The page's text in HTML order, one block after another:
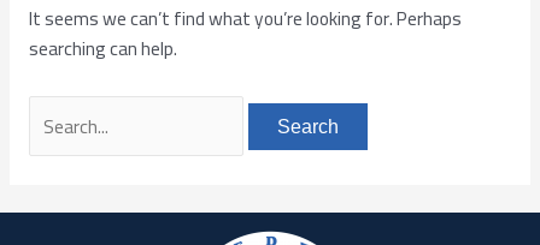
It seems we can’t find what you’re looking for. Perhaps
searching can help.